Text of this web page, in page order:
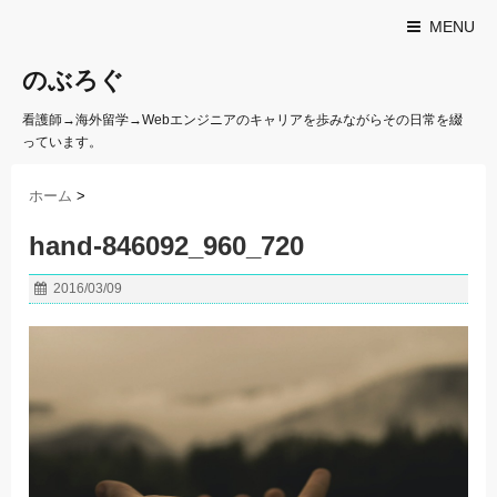
MENU
のぶろぐ
看護師→海外留学→Webエンジニアのキャリアを歩みながらその日常を綴
っています。
ホーム >
hand-846092_960_720
2016/03/09